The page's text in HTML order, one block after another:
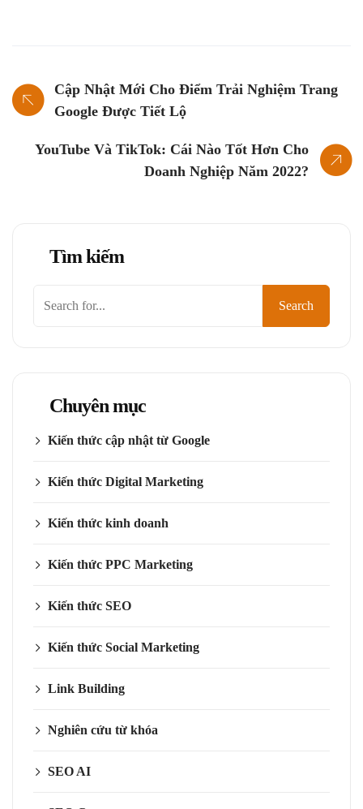
Cập Nhật Mới Cho Điểm Trải Nghiệm Trang
Google Được Tiết Lộ
YouTube Và TikTok: Cái Nào Tốt Hơn Cho
Doanh Nghiệp Năm 2022?
Tìm kiếm
Search
Chuyên mục
Kiến thức cập nhật từ Google
Kiến thức Digital Marketing
Kiến thức kinh doanh
Kiến thức PPC Marketing
Kiến thức SEO
Kiến thức Social Marketing
Link Building
Nghiên cứu từ khóa
SEO AI